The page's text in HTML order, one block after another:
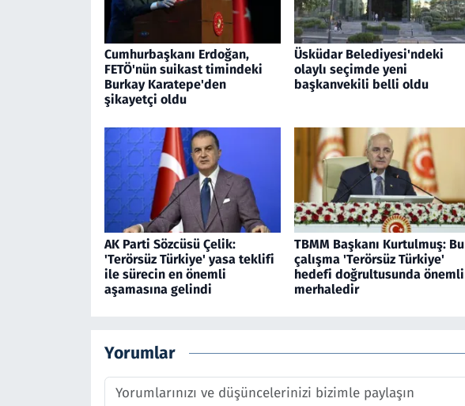
Cumhurbaşkanı Erdoğan,
FETÖ'nün suikast timindeki
Burkay Karatepe'den
şikayetçi oldu
Üsküdar Belediyesi'ndeki
olaylı seçimde yeni
başkanvekili belli oldu
AK Parti Sözcüsü Çelik:
'Terörsüz Türkiye' yasa teklifi
ile sürecin en önemli
aşamasına gelindi
TBMM Başkanı Kurtulmuş: Bu
çalışma 'Terörsüz Türkiye'
hedefi doğrultusunda önemli
merhaledir
Yorumlar